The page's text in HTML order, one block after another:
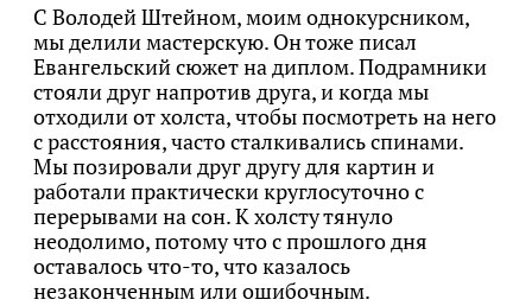
С Володей Штейном, моим однокурсником,
мы делили мастерскую. Он тоже писал
Евангельский сюжет на диплом. Подрамники
стояли друг напротив друга, и когда мы
отходили от холста, чтобы посмотреть на него
с расстояния, часто сталкивались спинами.
Мы позировали друг другу для картин и
работали практически круглосуточно с
перерывами на сон. К холсту тянуло
неодолимо, потому что с прошлого дня
оставалось что-то, что казалось
незаконченным или ошибочным.